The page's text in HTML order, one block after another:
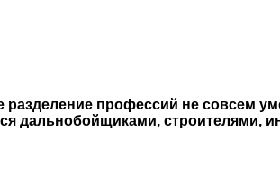
профессий не совсем
дальнобойщиками, строителями,